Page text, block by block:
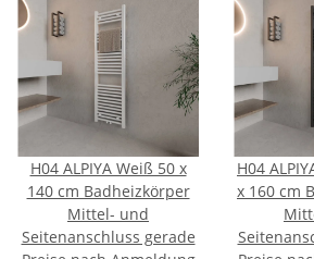
H04 ALPIYA Weiß 50 x
140 cm Badheizkörper
Mittel- und
Seitenanschluss gerade
H04
x 160 cm